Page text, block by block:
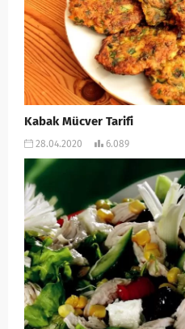
Kabak Mücver Tarifi
28.04.2020 6.089